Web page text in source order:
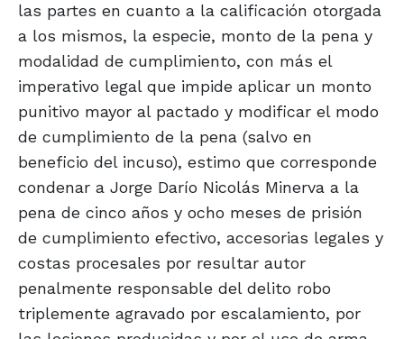
las partes en cuanto a la calificación otorgada
a los mismos, la especie, monto de la pena y
modalidad de cumplimiento, con más el
imperativo legal que impide aplicar un monto
punitivo mayor al pactado y modificar el modo
de cumplimiento de la pena (salvo en
beneficio del incuso), estimo que corresponde
condenar a Jorge Darío Nicolás Minerva a la
pena de cinco años y ocho meses de prisión
de cumplimiento efectivo, accesorias legales y
costas procesales por resultar autor
penalmente responsable del delito robo
triplemente agravado por escalamiento, por